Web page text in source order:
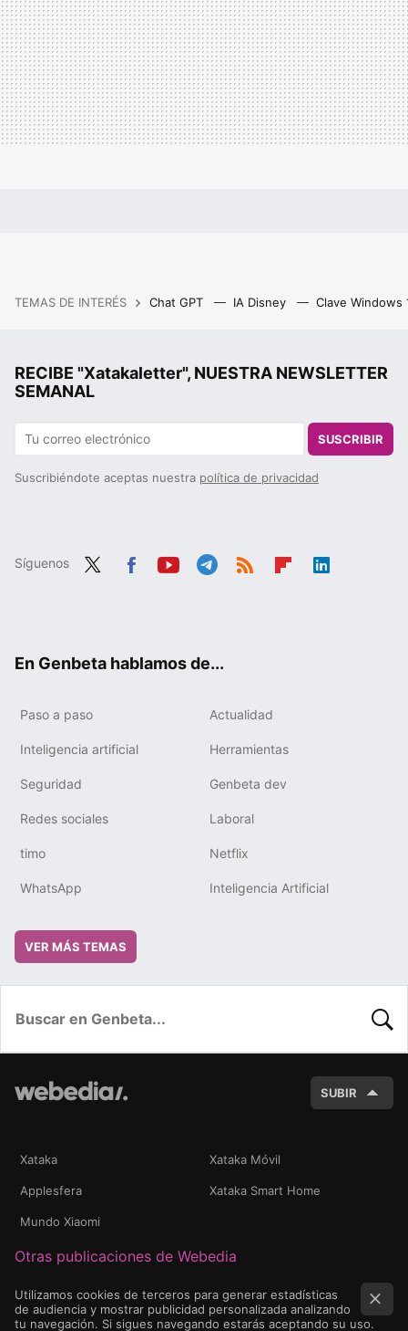
TEMAS DE INTERÉS Chat GPT IA Disney Clave Windows
RECIBE "Xatakaletter", NUESTRA NEWSLETTER
SEMANAL
SUSCRIBIR
Suscribiéndote aceptas nuestra política de privacidad
Síguenos
En Genbeta hablamos de...
Paso a paso Actualidad
Inteligencia artificial Herramientas
Seguridad Genbeta dev
Redes sociales Laboral
timo Netflix
WhatsApp Inteligencia Artificial
VER MÁS TEMAS
SUBIR
Xataka Xataka Móvil
Applesfera Xataka Smart Home
Mundo Xiaomi
Otras publicaciones de Webedia
Utilizamos cookies de terceros para generar estadísticas
de audiencia y mostrar publicidad personalizada analizando
tu navegación. Si sigues navegando estarás aceptando su uso.